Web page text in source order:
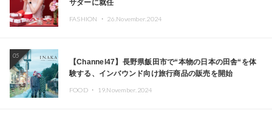
サダーに就任
FASHION ・ 26.November.2024
05
【Channel47】長野県飯田市で“本物の日本の田舎“を体
験する、インバウンド向け旅行商品の販売を開始
FOOD ・ 19.November.2024